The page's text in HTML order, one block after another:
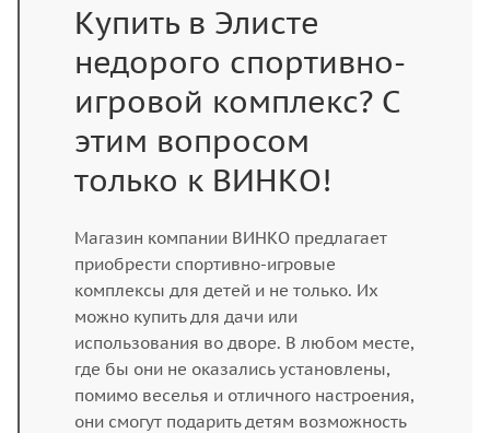
Купить в Элисте
недорого спортивно-
игровой комплекс? С
этим вопросом
только к ВИНКО!
Магазин компании ВИНКО предлагает
приобрести спортивно-игровые
комплексы для детей и не только. Их
можно купить для дачи или
использования во дворе. В любом месте,
где бы они не оказались установлены,
помимо веселья и отличного настроения,
они смогут подарить детям возможность